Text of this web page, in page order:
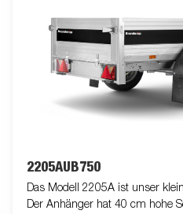
2205AUB750
Das Modell 2205A ist unser
Der Anhänger hat 40 cm hohe